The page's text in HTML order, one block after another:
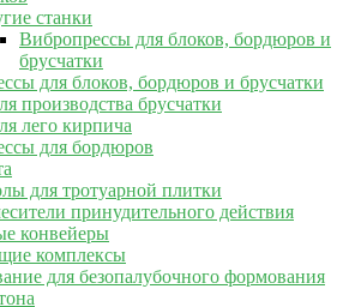
станки
Вибропрессы для блоков, бордюров и
брусчатки
для блоков, бордюров и брусчатки
производства брусчатки
лего кирпича
для бордюров
для тротуарной плитки
принудительного действия
конвейеры
комплексы
для безопалубочного формования